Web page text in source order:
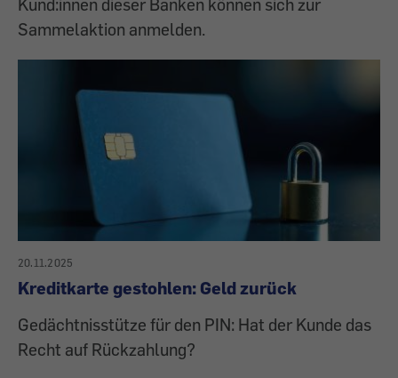
Sammelaktion anmelden.
20.11.2025
Kreditkarte gestohlen: Geld zurück
Gedächtnisstütze für den PIN: Hat der Kunde das
Recht auf Rückzahlung?